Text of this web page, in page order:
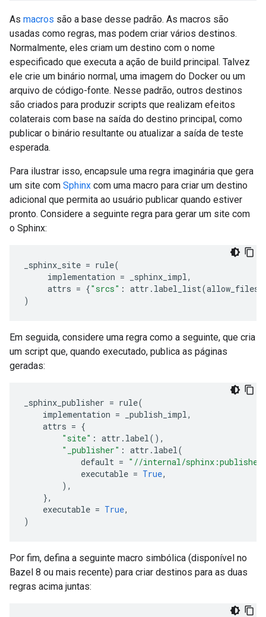
As macros são a base desse padrão. As macros são
usadas como regras, mas podem criar vários destinos.
Normalmente, eles criam um destino com o nome
especificado que executa a ação de build principal. Talvez
ele crie um binário normal, uma imagem do Docker ou um
arquivo de código-fonte. Nesse padrão, outros destinos
são criados para produzir scripts que realizam efeitos
colaterais com base na saída do destino principal, como
publicar o binário resultante ou atualizar a saída de teste
esperada.
Para ilustrar isso, encapsule uma regra imaginária que gera
um site com Sphinx com uma macro para criar um destino
adicional que permita ao usuário publicar quando estiver
pronto. Considere a seguinte regra para gerar um site com
o Sphinx:
_sphinx_site = rule(
implementation = _sphinx_impl,
attrs = {"srcs" : attr . label_list(allow_files
)
Em seguida, considere uma regra como a seguinte, que cria
um script que, quando executado, publica as páginas
geradas:
_sphinx_publisher = rule(
implementation = _publish_impl,
attrs = {
"site" : attr . label(),
"_publisher" : attr . label(
default = "//internal/
executable = True,
),
},
executable = True,
)
Por fim, defina a seguinte macro simbólica (disponível no
Bazel 8 ou mais recente) para criar destinos para as duas
regras acima juntas: